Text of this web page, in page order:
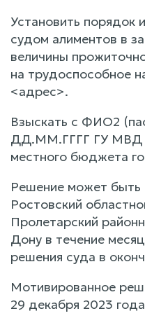
Установить порядок
судом алиментов в
величины
на трудоспособное
<адрес>.
Взыскать с ФИО2
ДД.ММ.ГГГГ ГУ МВД
местного бюджета
Решение может быть
Ростовский
Пролетарский
Дону в течение
решения суда в
Мотивированное
29 декабря 2023